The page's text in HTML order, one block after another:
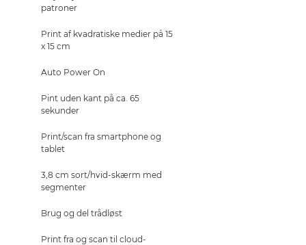
patroner
Print af kvadratiske medier på 15
x 15 cm
Auto Power On
Pint uden kant på ca. 65
sekunder
Print/scan fra smartphone og
tablet
3,8 cm sort/hvid-skærm med
segmenter
Brug og del trådløst
Print fra og scan til cloud-